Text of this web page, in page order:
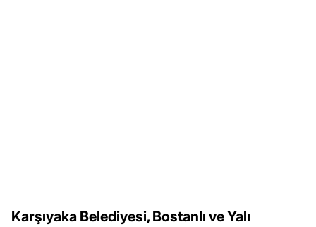
Karşıyaka Belediyesi, Bostanlı ve Yalı